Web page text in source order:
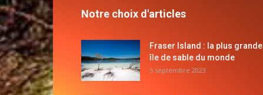
Notre choix d'articles
Fraser Island : la plus grande
île de sable du monde
5 septembre 2023